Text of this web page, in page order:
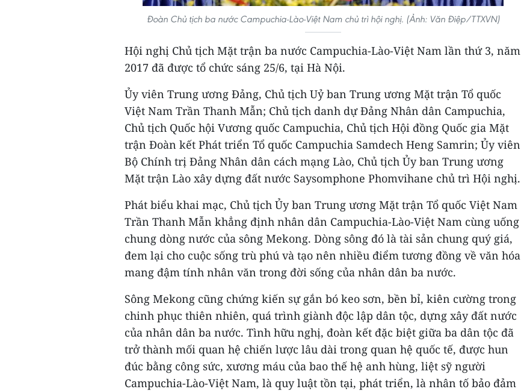
Đoàn Chủ tịch ba nước Campuchia-Lào-Việt Nam chủ trì hội nghị. (Ảnh: Văn Điệp/TTXVN)
Hội nghị Chủ tịch Mặt trận ba nước Campuchia-Lào-Việt Nam lần thứ 3, năm
2017 đã được tổ chức sáng 25/6, tại Hà Nội.
Ủy viên Trung ương Đảng, Chủ tịch Uỷ ban Trung ương Mặt trận Tổ quốc
Việt Nam Trần Thanh Mẫn; Chủ tịch danh dự Đảng Nhân dân Campuchia,
Chủ tịch Quốc hội Vương quốc Campuchia, Chủ tịch Hội đồng Quốc gia Mặt
trận Đoàn kết Phát triển Tổ quốc Campuchia ​Samdech Heng Samrin; Ủy viên
Bộ Chính trị Đảng Nhân dân cách mạng Lào, Chủ tịch Ủy ban Trung ương
Mặt trận Lào xây dựng đất nước Saysomphone Phomvihane chủ trì Hội nghị.
Phát biểu khai mạc, Chủ tịch Ủy ban Trung ương Mặt trận Tổ quốc Việt Nam
Trần Thanh Mẫn khẳng định nhân dân Campuchia-Lào-Việt Nam cùng uống
chung dòng nước của sông Mekong. Dòng sông đó là tài sản chung quý giá,
đem lại cho cuộc sống trù phú và tạo nên nhiều điểm tương đồng về văn hóa
mang đậm tính nhân văn trong đời sống của nhân dân ba nước.
Sông Mekong cũng chứng kiến sự gắn bó keo sơn, bền bỉ, kiên cường trong
chinh phục thiên nhiên, quá trình giành độc lập dân tộc, dựng xây đất nước
của nhân dân ba nước. Tình hữu nghị, đoàn kết đặc biệt giữa ba dân tộc đã
trở thành mối quan hệ chiến lược lâu dài trong quan hệ quốc tế, được hun
đúc bằng công sức, xương máu của bao thế hệ anh hùng, liệt sỹ người
Campuchia-Lào-Việt Nam, là quy luật tồn tại, phát triển, là nhân tố bảo đảm